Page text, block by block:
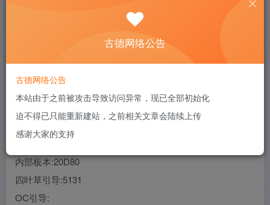
￥2
免费
内部板本:20D80
四叶草引导:5131
OC引导:
古德网络公告
古德网络公告
本站由于之前被攻击导致访问异常，现已全部初始化
迫不得已只能重新建站，之前相关文章会陆续上传
感谢大家的支持